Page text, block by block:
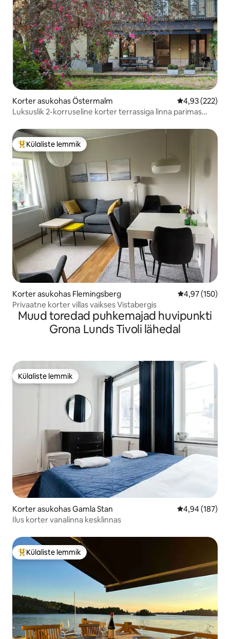
Korter asukohas Östermalm Keskmine
4,93 (222)
Luksuslik 2-korruseline korter terrassiga linna parimas
Külaliste suur lemmik
Külaliste lemmik
Korter asukohas Flemingsberg Keskmine
4,97 (150)
Privaatne korter villas vaikses Vistabergis
Muud toredad puhkemajad huvipunkti
Grona Lunds Tivoli lähedal
Külaliste lemmik
Külaliste lemmik
Korter asukohas Gamla Stan Keskmine
4,94 (187)
Ilus korter vanalinna kesklinnas
Külaliste suur lemmik
Külaliste lemmik